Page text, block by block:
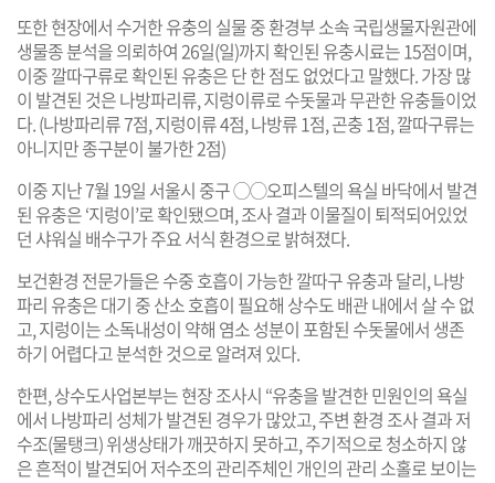
또한 현장에서 수거한 유충의 실물 중 환경부 소속 국립생물자원관에
생물종 분석을 의뢰하여 26일(일)까지 확인된 유충시료는 15점이며,
이중 깔따구류로 확인된 유충은 단 한 점도 없었다고 말했다. 가장 많
이 발견된 것은 나방파리류, 지렁이류로 수돗물과 무관한 유충들이었
다. (나방파리류 7점, 지렁이류 4점, 나방류 1점, 곤충 1점, 깔따구류는
아니지만 종구분이 불가한 2점)
이중 지난 7월 19일 서울시 중구 ◯◯오피스텔의 욕실 바닥에서 발견
된 유충은 ‘지렁이’로 확인됐으며, 조사 결과 이물질이 퇴적되어있었
던 샤워실 배수구가 주요 서식 환경으로 밝혀졌다.
보건환경 전문가들은 수중 호흡이 가능한 깔따구 유충과 달리, 나방
파리 유충은 대기 중 산소 호흡이 필요해 상수도 배관 내에서 살 수 없
고, 지렁이는 소독내성이 약해 염소 성분이 포함된 수돗물에서 생존
하기 어렵다고 분석한 것으로 알려져 있다.
한편, 상수도사업본부는 현장 조사시 “유충을 발견한 민원인의 욕실
에서 나방파리 성체가 발견된 경우가 많았고, 주변 환경 조사 결과 저
수조(물탱크) 위생상태가 깨끗하지 못하고, 주기적으로 청소하지 않
은 흔적이 발견되어 저수조의 관리주체인 개인의 관리 소홀로 보이는